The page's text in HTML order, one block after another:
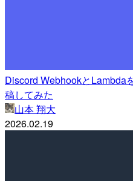
Discord WebhookとLambda
稿してみた
山本 翔大
2026.02.19